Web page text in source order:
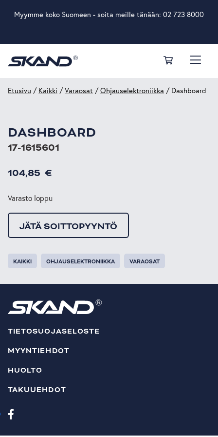
Myymme koko Suomeen - soita meille tänään: 02 723 8000
Etusivu / Kaikki /Varaosat /Ohjauselektroniikka / Dashboard
DASHBOARD
17-1615601
104,85 €
Varasto loppu
JÄTÄ SOITTOPYYNTÖ
KAIKKI OHJAUSELEKTRONIIKKA VARAOSAT
TIETOSUOJASELOSTE
MYYNTIEHDOT
HUOLTO
TAKUUEHDOT